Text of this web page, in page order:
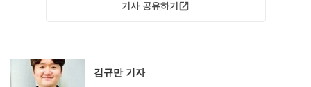
기사 공유하기
김규만 기자